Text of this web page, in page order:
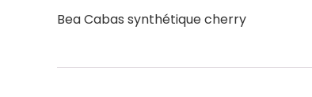
Bea Cabas synthétique cherry